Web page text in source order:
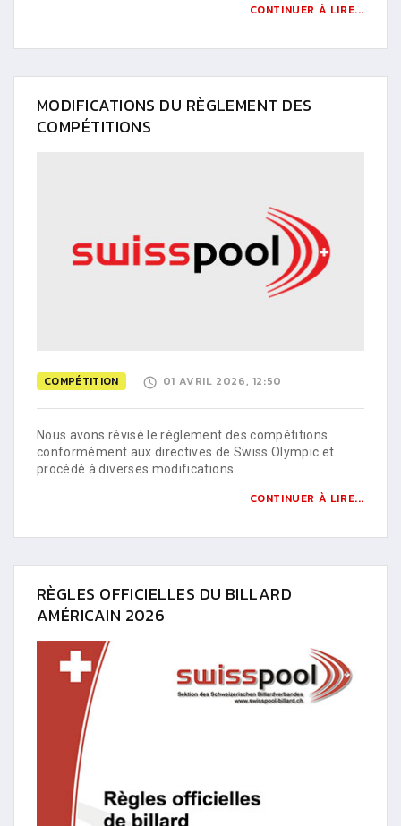
CONTINUER À LIRE...
MODIFICATIONS DU RÈGLEMENT DES
COMPÉTITIONS
COMPÉTITION 01 AVRIL 2026, 12:50
Nous avons révisé le règlement des compétitions
conformément aux directives de Swiss Olympic et
procédé à diverses modifications.
CONTINUER À LIRE...
RÈGLES OFFICIELLES DU BILLARD
AMÉRICAIN 2026